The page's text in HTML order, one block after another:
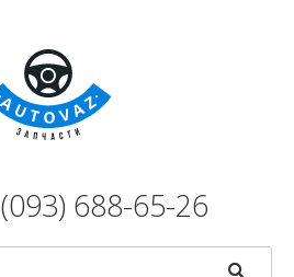
(093) 688-65-26